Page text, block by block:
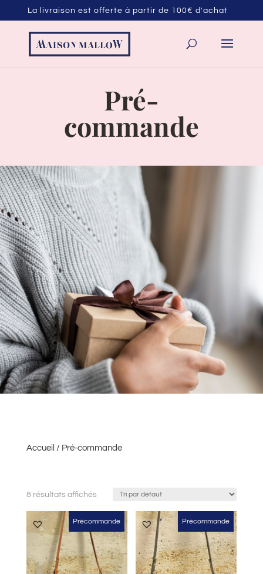
La livraison est offerte à partir de 100€ d'achat
Pré-
commande
Accueil / Pré-commande
8 résultats affichés
Précommande Précommande